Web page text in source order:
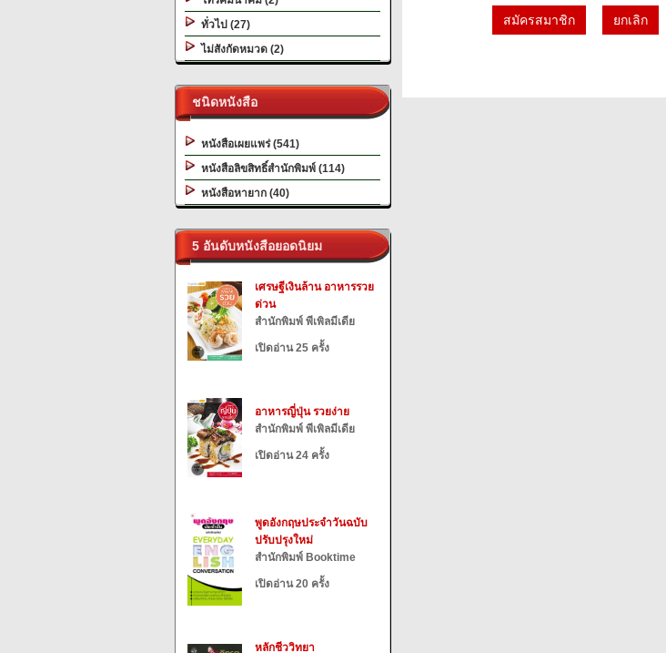
ทั่วไป (27)
ไม่สังกัดหมวด (2)
ชนิดหนังสือ
หนังสือเผยแพร่ (541)
หนังสือลิขสิทธิ์สำนักพิมพ์ (114)
หนังสือหายาก (40)
5 อันดับหนังสือยอดนิยม
เศรษฐีเงินล้าน อาหารรวย
ด่วน
สำนักพิมพ์ พีเพิลมีเดีย
เปิดอ่าน 25 ครั้ง
อาหารญี่ปุ่น รวยง่าย
สำนักพิมพ์ พีเพิลมีเดีย
เปิดอ่าน 24 ครั้ง
พูดอังกฤษประจำวันฉบับ
ปรับปรุงใหม่
สำนักพิมพ์ Booktime
เปิดอ่าน 20 ครั้ง
หลักชีววิทยา